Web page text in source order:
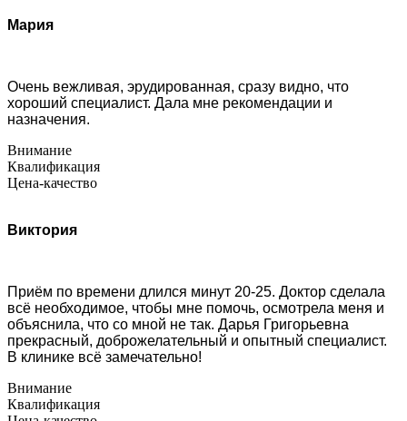
Мария
Очень вежливая, эрудированная, сразу видно, что
хороший специалист. Дала мне рекомендации и
назначения.
Внимание
Квалификация
Цена-качество
Виктория
Приём по времени длился минут 20-25. Доктор сделала
всё необходимое, чтобы мне помочь, осмотрела меня и
объяснила, что со мной не так. Дарья Григорьевна
прекрасный, доброжелательный и опытный специалист.
В клинике всё замечательно!
Внимание
Квалификация